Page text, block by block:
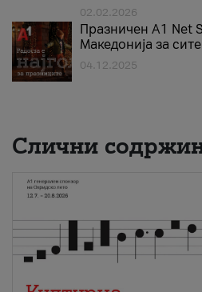
02.02.2026
Празничен A1 Net
Македонија за
04.12.2025
Слични